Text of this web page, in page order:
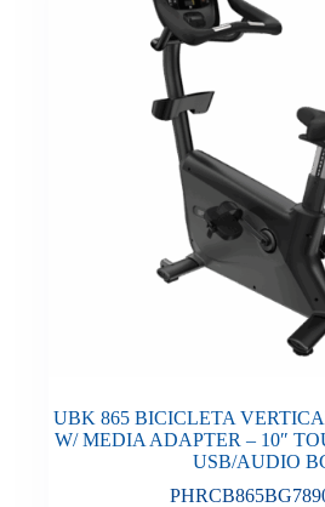
UBK 865 BICICLETA
W/ MEDIA ADAPTER – 10″
USB/AUDIO